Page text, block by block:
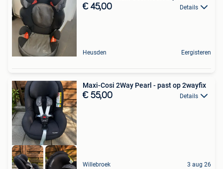
€ 45,00 Details
Heusden Eergisteren
Maxi-Cosi 2Way Pearl - past op 2wayfix
€ 55,00 Details
Willebroek 3 aug 26